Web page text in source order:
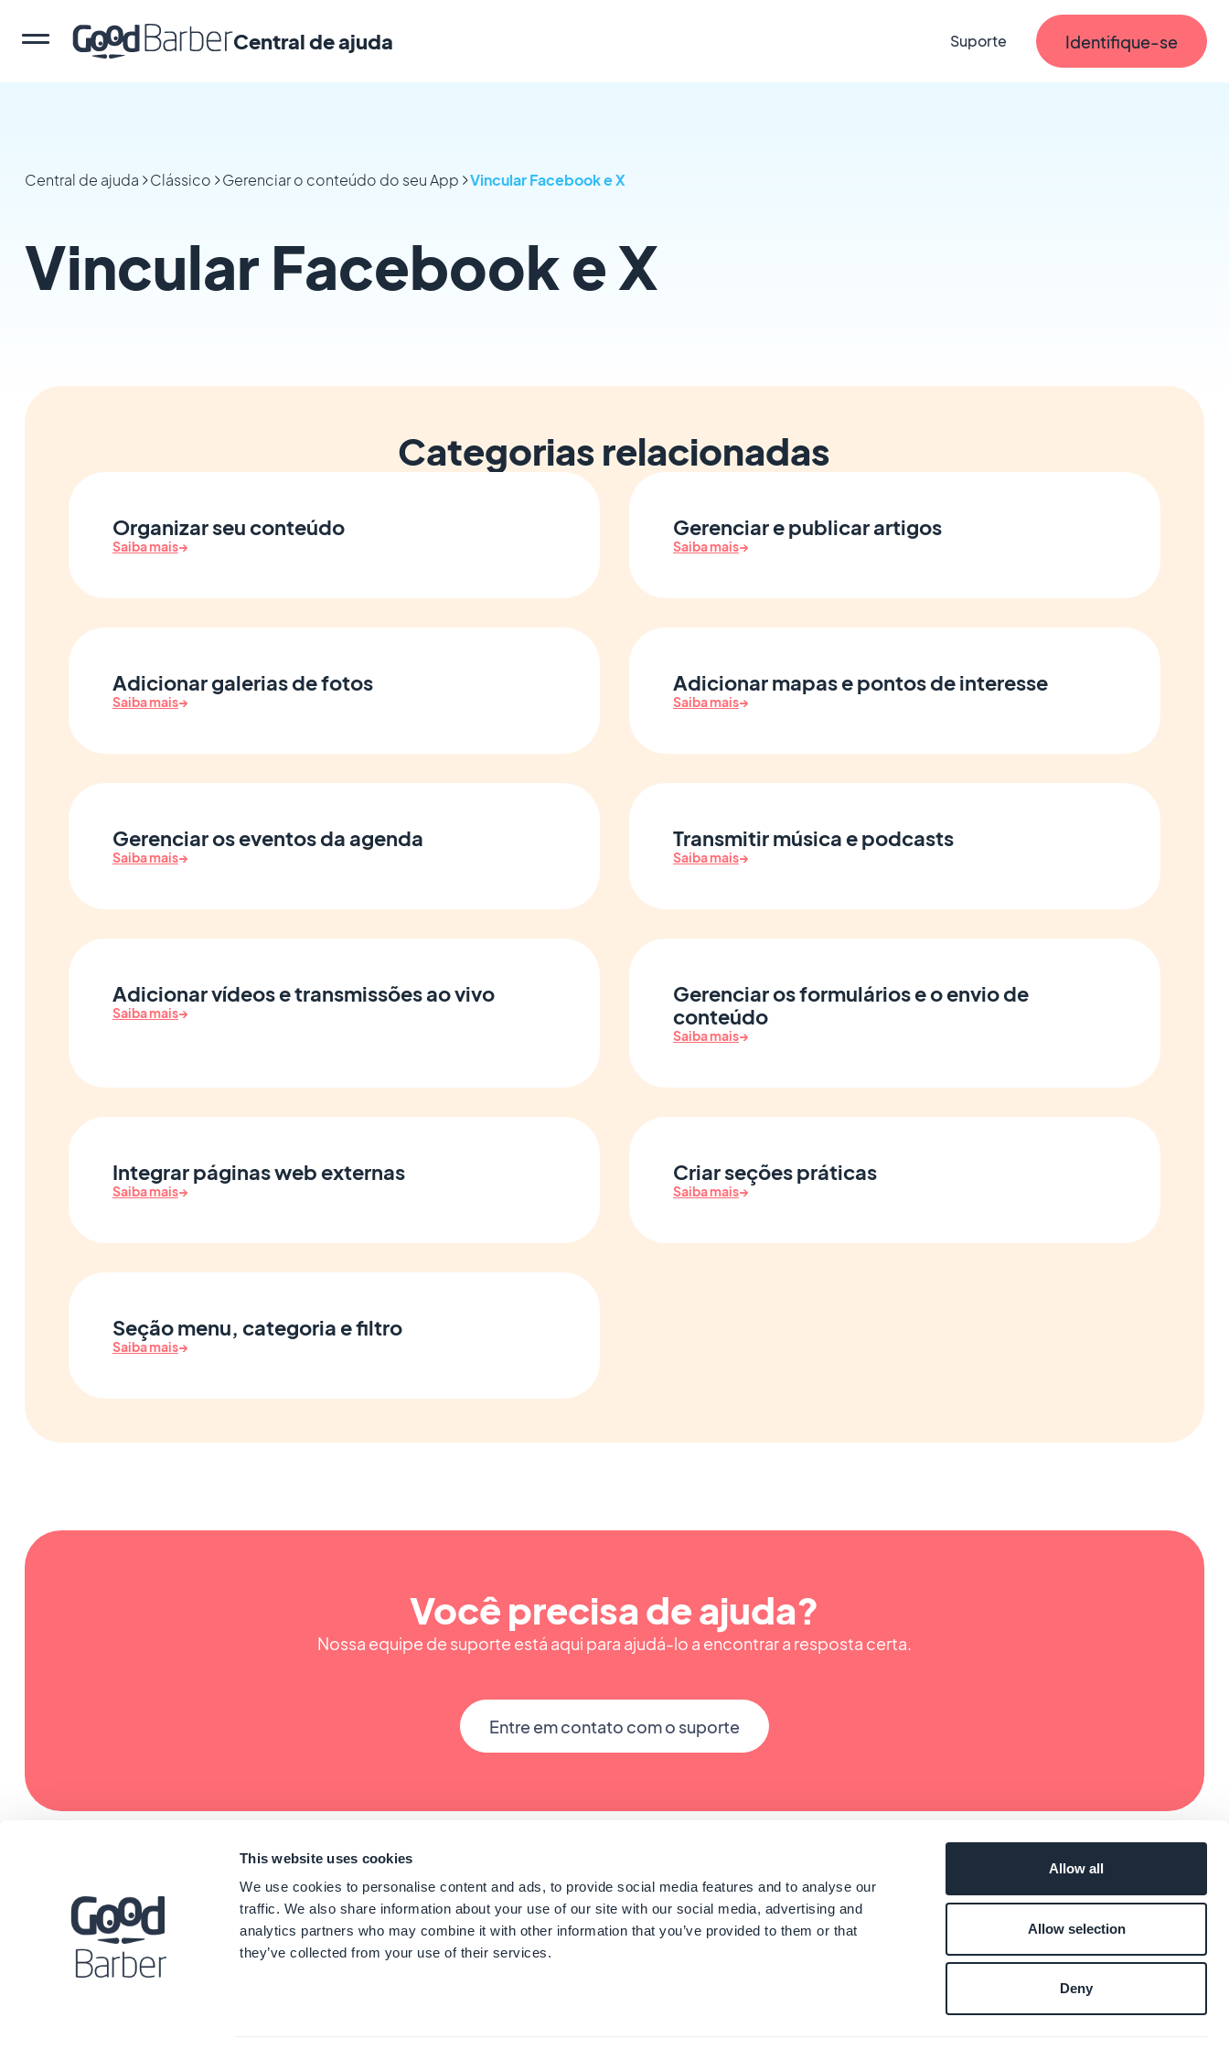
This website uses cookies
We use cookies to personalise content and ads, to provide social media features and to analyse our
traffic. We also share information about your use of our site with our social media, advertising and
analytics partners who may combine it with other information that you’ve provided to them or that
they’ve collected from your use of their services.
Allow all
Allow selection
Deny
Central de ajuda Suporte Identifique-se
Central de ajuda Clássico Gerenciar o conteúdo do seu App Vincular Facebook e X
Vincular Facebook e X
Categorias relacionadas
Organizar seu conteúdo
Saiba mais→
Gerenciar e publicar artigos
Saiba mais→
Adicionar galerias de fotos
Saiba mais→
Adicionar mapas e pontos de interesse
Saiba mais→
Gerenciar os eventos da agenda
Saiba mais→
Transmitir música e podcasts
Saiba mais→
Adicionar vídeos e transmissões ao vivo
Saiba mais→
Gerenciar os formulários e o envio de
conteúdo
Saiba mais→
Integrar páginas web externas
Saiba mais→
Criar seções práticas
Saiba mais→
Seção menu, categoria e filtro
Saiba mais→
Você precisa de ajuda?
Nossa equipe de suporte está aqui para ajudá-lo a encontrar a resposta certa.
Entre em contato com o suporte